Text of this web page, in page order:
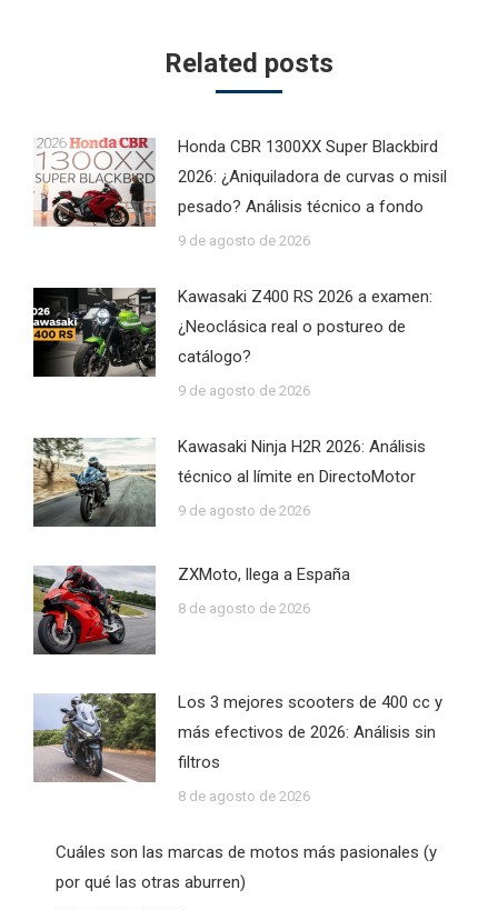
Related posts
Honda CBR 1300XX Super Blackbird
2026: ¿Aniquiladora de curvas o misil
pesado? Análisis técnico a fondo
9 de agosto de 2026
Kawasaki Z400 RS 2026 a examen:
¿Neoclásica real o postureo de
catálogo?
9 de agosto de 2026
Kawasaki Ninja H2R 2026: Análisis
técnico al límite en DirectoMotor
9 de agosto de 2026
ZXMoto, llega a España
8 de agosto de 2026
Los 3 mejores scooters de 400 cc y
más efectivos de 2026: Análisis sin
filtros
8 de agosto de 2026
Cuáles son las marcas de motos más pasionales (y
por qué las otras aburren)